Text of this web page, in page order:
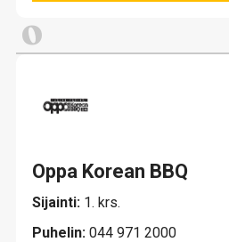
O
Oppa Korean BBQ
Sijainti: 1. krs.
Puhelin: 044 971 2000